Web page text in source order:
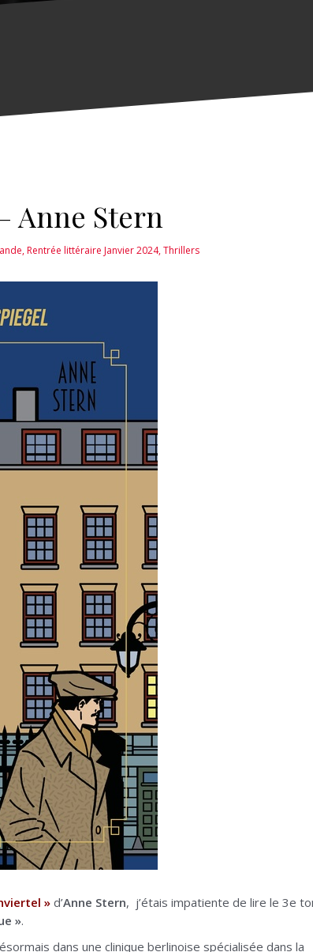
Anne Stern
,Rentrée littéraire Janvier 2024,Thrillers
»d’Anne Stern, j’étais impatiente de lire le 3e
».
dans une clinique berlinoise spécialisée dans la